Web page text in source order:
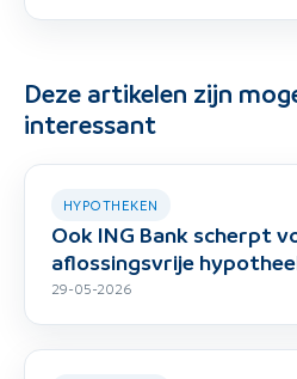
Deze artikelen zijn
interessant
HYPOTHEKEN
Ook ING Bank scherpt
aflossingsvrije
29-05-2026